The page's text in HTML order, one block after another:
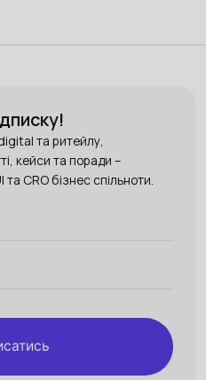
та ритейлу,
кейси та поради –
CRO бізнес спільноти.